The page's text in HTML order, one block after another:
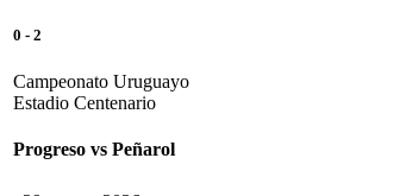
0 - 2
Campeonato Uruguayo
Estadio Centenario
Progreso vs Peñarol